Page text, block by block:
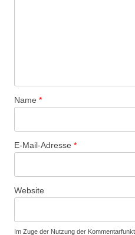
Name *
E-Mail-Adresse *
Website
Im Zuge der Nutzung der